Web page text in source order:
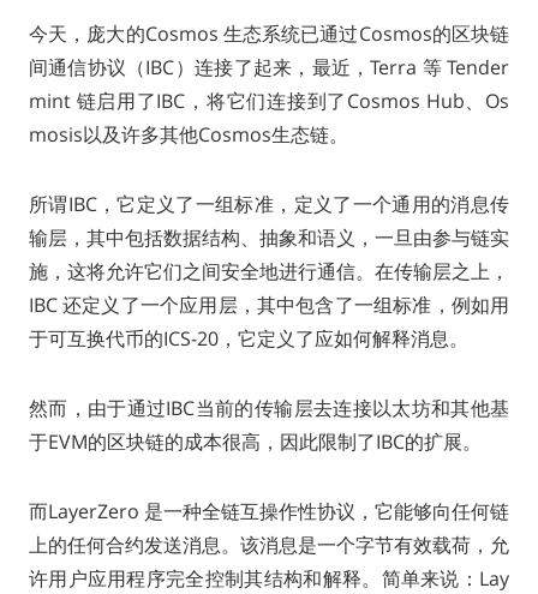
今天，庞大的Cosmos 生态系统已通过Cosmos的区块链
间通信协议（IBC）连接了起来，最近，Terra 等 Tender
mint 链启用了IBC，将它们连接到了Cosmos Hub、Os
mosis以及许多其他Cosmos生态链。
所谓IBC，它定义了一组标准，定义了一个通用的消息传
输层，其中包括数据结构、抽象和语义，一旦由参与链实
施，这将允许它们之间安全地进行通信。在传输层之上，
IBC 还定义了一个应用层，其中包含了一组标准，例如用
于可互换代币的ICS-20，它定义了应如何解释消息。
然而，由于通过IBC当前的传输层去连接以太坊和其他基
于EVM的区块链的成本很高，因此限制了IBC的扩展。
而LayerZero 是一种全链互操作性协议，它能够向任何链
上的任何合约发送消息。该消息是一个字节有效载荷，允
许用户应用程序完全控制其结构和解释。简单来说：Lay